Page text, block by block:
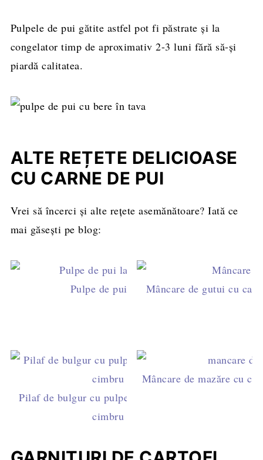
Pulpele de pui gătite astfel pot fi păstrate și la
congelator timp de aproximativ 2-3 luni fără să-și
piardă calitatea.
ALTE REȚETE DELICIOASE
CU CARNE DE PUI
Vrei să încerci și alte rețete asemănătoare? Iată ce
mai găsești pe blog:
Pulpe de pui la tigaie cu ceapă și roșii
Mâncare de gutui cu
Pilaf de bulgur cu pulpe de pui, roșii și
cimbru
Mâncare de mazăre cu